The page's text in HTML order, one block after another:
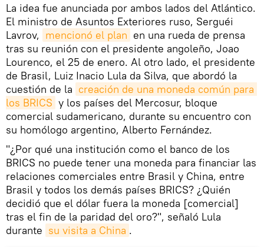
La idea fue anunciada por ambos lados del Atlántico.
El ministro de Asuntos Exteriores ruso, Serguéi
Lavrov, mencionó el plan en una rueda de prensa
tras su reunión con el presidente angoleño, Joao
Lourenco, el 25 de enero. Al otro lado, el presidente
de Brasil, Luiz Inacio Lula da Silva, que abordó la
cuestión de la creación de una moneda común para
los BRICS y los países del Mercosur, bloque
comercial sudamericano, durante su encuentro con
su homólogo argentino, Alberto Fernández.
"¿Por qué una institución como el banco de los
BRICS no puede tener una moneda para financiar las
relaciones comerciales entre Brasil y China, entre
Brasil y todos los demás países BRICS? ¿Quién
decidió que el dólar fuera la moneda [comercial]
tras el fin de la paridad del oro?", señaló Lula
durante su visita a China .